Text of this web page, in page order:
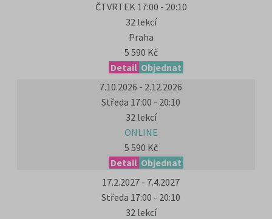
ČTVRTEK 17:00 - 20:10
32 lekcí
Praha
5 590 Kč
Detail Objednat
7.10.2026 - 2.12.2026
Středa 17:00 - 20:10
32 lekcí
ONLINE
5 590 Kč
Detail Objednat
17.2.2027 - 7.4.2027
Středa 17:00 - 20:10
32 lekcí